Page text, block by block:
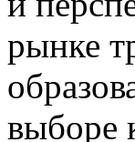
рынке
выборе